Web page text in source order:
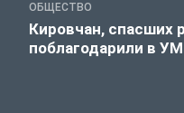
ОБЩЕСТВО
Кировчан, спасших
поблагодарили в